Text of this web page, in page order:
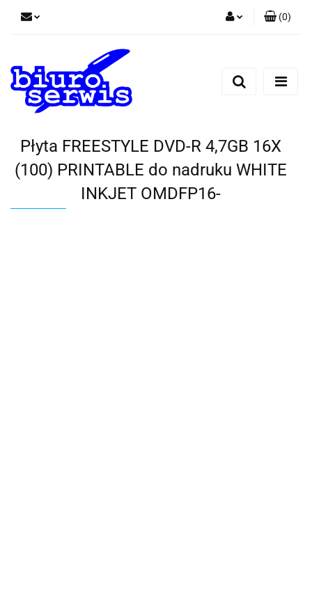
Zarejestruj się
(0)
Płyta FREESTYLE DVD-R 4,7GB 16X
(100) PRINTABLE do nadruku WHITE
INKJET OMDFP16-